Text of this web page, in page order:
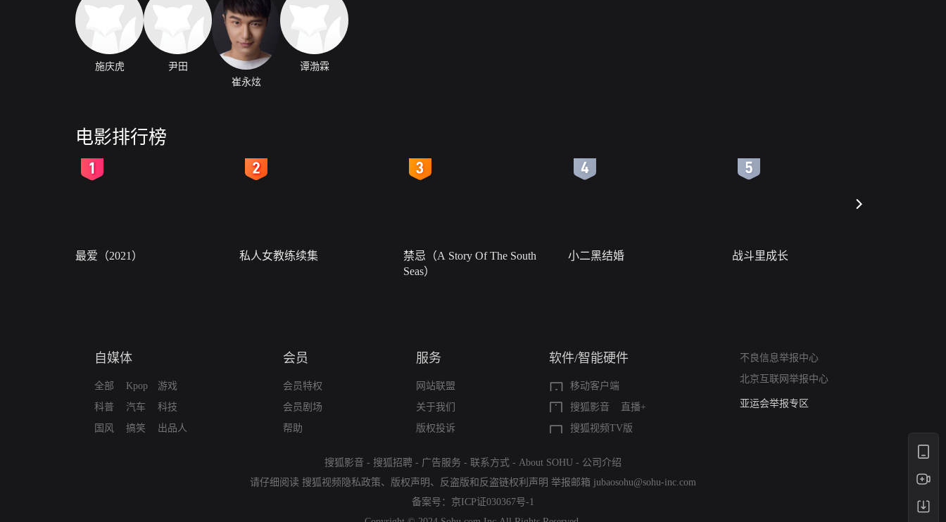
施庆虎
尹田
崔永炫
谭渤霖
电影排行榜
最爱（2021） 私人女教练续集
禁忌（A Story Of The South
Seas）
小二黑结婚 战斗里成长
自媒体
全部
科普
国风
Kpop
汽车
搞笑
游戏
科技
出品人
会员
会员特权
会员剧场
帮助
服务
网站联盟
关于我们
版权投诉
软件/智能硬件
移动客户端
搜狐影音
直播+
搜狐视频TV版
不良信息举报中心
北京互联网举报中心
算法推荐专项举报
亚运会举报专区
搜狐影音 - 搜狐招聘 - 广告服务 - 联系方式 - About SOHU - 公司介绍
请仔细阅读 搜狐视频隐私政策、 版权声明 、 反盗版和反盗链权利声明 举报邮箱 jubaosohu@sohu-inc.com
备案号： 京ICP证030367号-1